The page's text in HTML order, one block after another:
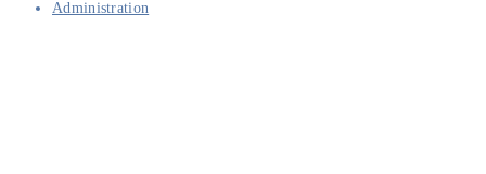
Administration